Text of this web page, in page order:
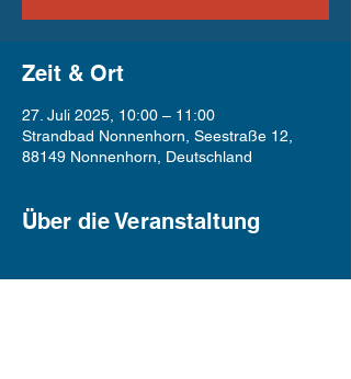
Zeit & Ort
27. Juli 2025, 10:00 – 11:00
Strandbad Nonnenhorn, Seestraße 12,
88149 Nonnenhorn, Deutschland
Über die Veranstaltung